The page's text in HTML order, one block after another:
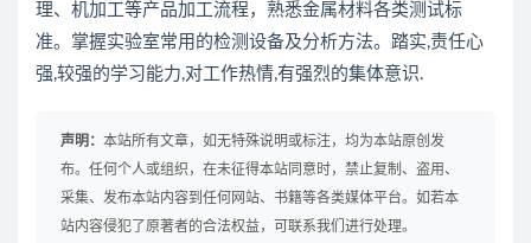
理、机加工等产品加工流程，熟悉金属材料各类测试标
准。掌握实验室常用的检测设备及分析方法。踏实,责任心
强,较强的学习能力,对工作热情,有强烈的集体意识.
声明： 本站所有文章，如无特殊说明或标注，均为本站原创发
布。任何个人或组织，在未征得本站同意时，禁止复制、盗用、
采集、发布本站内容到任何网站、书籍等各类媒体平台。如若本
站内容侵犯了原著者的合法权益，可联系我们进行处理。